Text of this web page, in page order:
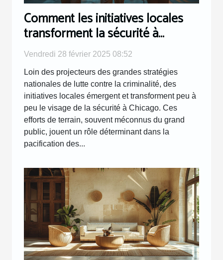
Comment les initiatives locales
transforment la sécurité à
Chicago
Vendredi 28 février 2025 08:52
Loin des projecteurs des grandes stratégies
nationales de lutte contre la criminalité, des
initiatives locales émergent et transforment peu à
peu le visage de la sécurité à Chicago. Ces
efforts de terrain, souvent méconnus du grand
public, jouent un rôle déterminant dans la
pacification des...